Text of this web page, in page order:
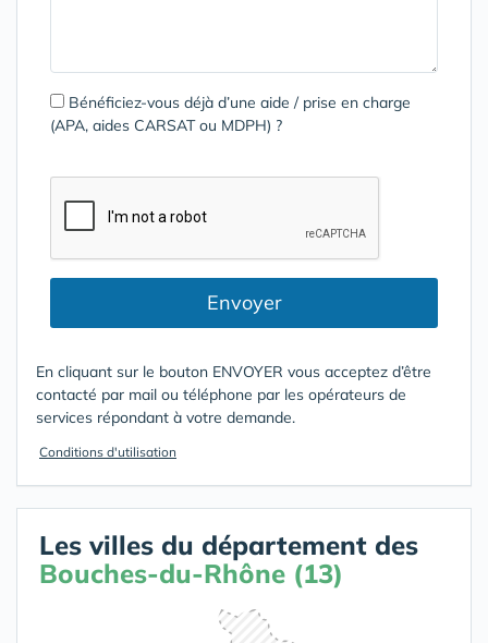
Bénéficiez-vous déjà d’une aide / prise en charge
(APA, aides CARSAT ou MDPH) ?
Envoyer
En cliquant sur le bouton ENVOYER vous acceptez d’être
contacté par mail ou téléphone par les opérateurs de
services répondant à votre demande.
Conditions d'utilisation
Les villes du département des
Bouches-du-Rhône (13)